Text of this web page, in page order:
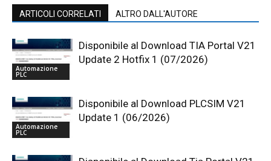
ARTICOLI CORRELATI ALTRO DALL'AUTORE
Automazione
PLC
Disponibile al Download TIA Portal V21
Update 2 Hotfix 1 (07/2026)
Automazione
PLC
Disponibile al Download PLCSIM V21
Update 1 (06/2026)